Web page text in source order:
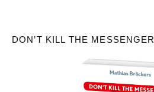
DON’T KILL THE MESSENGER